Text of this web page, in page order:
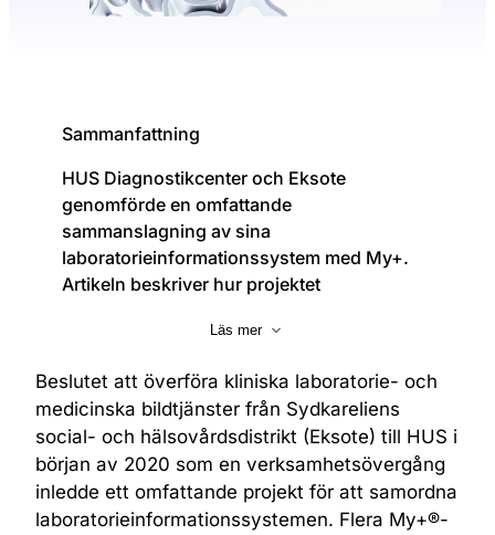
Sammanfattning
HUS Diagnostikcenter och Eksote
genomförde en omfattande
sammanslagning av sina
laboratorieinformationssystem med My+.
Artikeln beskriver hur projektet
och hur både personal och verksamhet
Läs mer
Beslutet att överföra kliniska laboratorie- och
medicinska bildtjänster från Sydkareliens
social- och hälsovårdsdistrikt (Eksote) till HUS i
början av 2020 som en verksamhetsövergång
inledde ett omfattande projekt för att samordna
laboratorieinformationssystemen. Flera My+®-